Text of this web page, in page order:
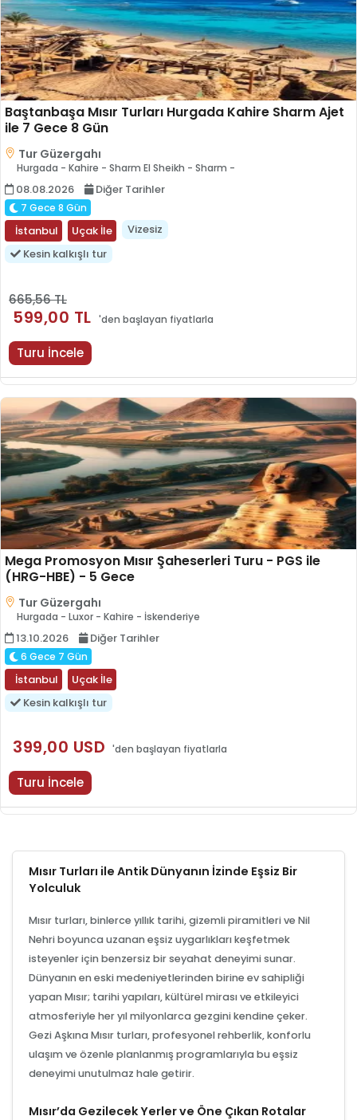
Baştanbaşa Mısır Turları Hurgada Kahire Sharm Ajet
ile 7 Gece 8 Gün
Tur Güzergahı
Hurgada - Kahire - Sharm El Sheikh - Sharm -
08.08.2026 Diğer Tarihler
7 Gece 8 Gün
İstanbul Uçak İle
Vizesiz
Kesin kalkışlı tur
665,56TL
599,00 TL 'den başlayan fiyatlarla
Turu İncele
Mega Promosyon Mısır Şaheserleri Turu - PGS ile
(HRG-HBE) - 5 Gece
Tur Güzergahı
Hurgada - Luxor - Kahire - İskenderiye
13.10.2026 Diğer Tarihler
6 Gece 7 Gün
İstanbul
Uçak İle
Kesin kalkışlı tur
399,00 USD 'den başlayan fiyatlarla
Turu İncele
Mısır Turları ile Antik Dünyanın İzinde Eşsiz Bir
Yolculuk
Mısır turları, binlerce yıllık tarihi, gizemli piramitleri ve Nil
Nehri boyunca uzanan eşsiz uygarlıkları keşfetmek
isteyenler için benzersiz bir seyahat deneyimi sunar.
Dünyanın en eski medeniyetlerinden birine ev sahipliği
yapan Mısır; tarihi yapıları, kültürel mirası ve etkileyici
atmosferiyle her yıl milyonlarca gezgini kendine çeker.
Gezi Aşkına Mısır turları, profesyonel rehberlik, konforlu
ulaşım ve özenle planlanmış programlarıyla bu eşsiz
deneyimi unutulmaz hale getirir.
Mısır’da Gezilecek Yerler ve Öne Çıkan Rotalar